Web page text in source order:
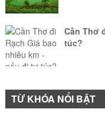
Cần Thơ
túc?
Làm
TỪ KHÓA NỔI BẬT